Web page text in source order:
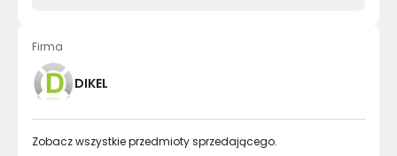
Firma
DIKEL
Zobacz wszystkie przedmioty sprzedającego.